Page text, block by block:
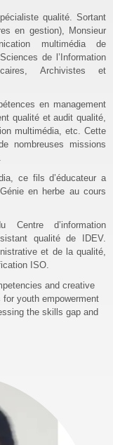
qualité. Sortant
en gestion), Monsieur
multimédia de
de l’Information
Archivistes et
en management
qualité et audit qualité,
multimédia, etc. Cette
nombreuses missions
ce fils d’éducateur a
en herbe au cours
d’information
qualité de IDEV.
et de la qualité,
ISO.
and creative
for youth empowerment
the skills gap and